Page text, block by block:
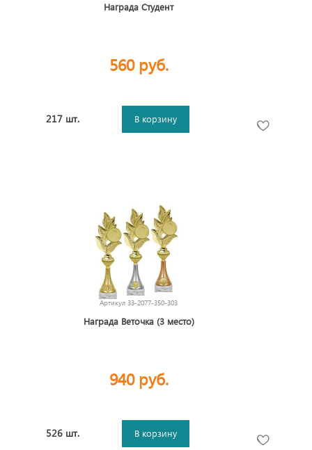
Награда Студент
560 руб.
217 шт. В корзину
Артикул 33-2077-350-303
Награда Веточка (3 место)
940 руб.
526 шт. В корзину